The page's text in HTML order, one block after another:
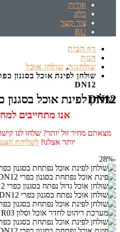
אודות
בלוג
צור קשר
RU
דף הבית
חנות
שולחנות, שולחן אוכל
DN12
שולחן לפינת אוכל בסגנון כפרי דגם DORIAN DN12
אנו מתחייבים
מצאתם מחיר זול יותר? שלחו לנו
יותר אצלנו!לשליחת
-28%